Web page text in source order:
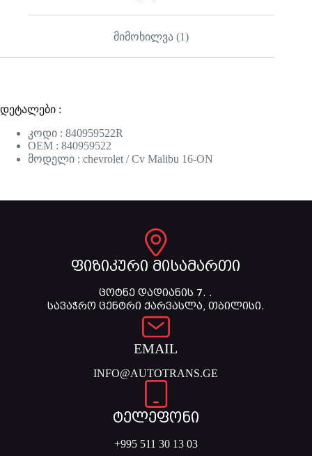
მიმოხილვა (1)
დეტალები :
კოდი : 840959522R
OEM : 840959522
მოდელი : chevrolet / Cv Malibu 16-ON
ფიზიკური მისამართი
ცოტნე დადიანის 7. .
სავაჭრო ცენტრი ქარვასლა, თბილისი.
EMAIL
INFO@AUTOTRANS.GE
ტელეფონი
+995 511 30 13 03